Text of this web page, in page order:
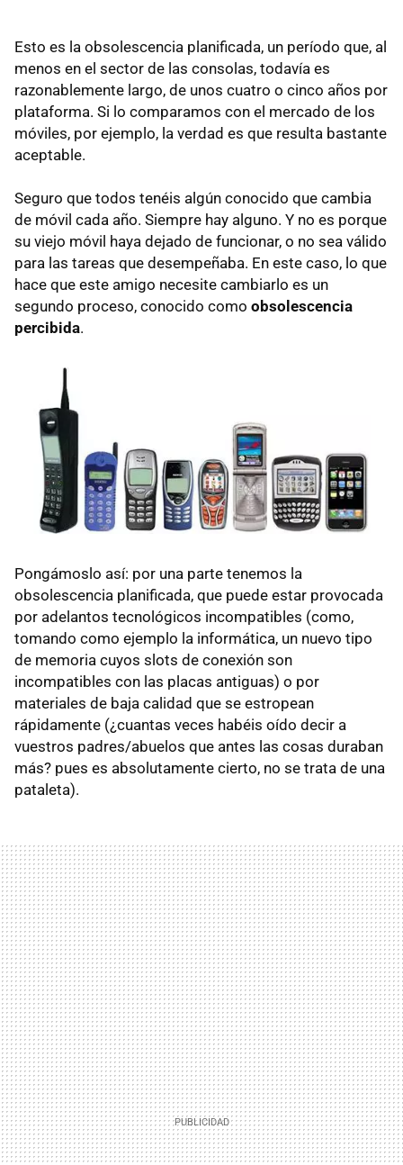
Esto es la obsolescencia planificada, un período que, al
menos en el sector de las consolas, todavía es
razonablemente largo, de unos cuatro o cinco años por
plataforma. Si lo comparamos con el mercado de los
móviles, por ejemplo, la verdad es que resulta bastante
aceptable.
Seguro que todos tenéis algún conocido que cambia
de móvil cada año. Siempre hay alguno. Y no es porque
su viejo móvil haya dejado de funcionar, o no sea válido
para las tareas que desempeñaba. En este caso, lo que
hace que este amigo necesite cambiarlo es un
segundo proceso, conocido como obsolescencia
percibida.
Pongámoslo así: por una parte tenemos la
obsolescencia planificada, que puede estar provocada
por adelantos tecnológicos incompatibles (como,
tomando como ejemplo la informática, un nuevo tipo
de memoria cuyos slots de conexión son
incompatibles con las placas antiguas) o por
materiales de baja calidad que se estropean
rápidamente (¿cuantas veces habéis oído decir a
vuestros padres/abuelos que antes las cosas duraban
más? pues es absolutamente cierto, no se trata de una
pataleta).